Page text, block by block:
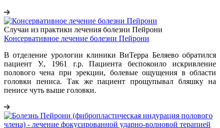
Случаи из практики лечения болезни Пейрони
Консервативное лечение болезни Пейрони
В отделение урологии клиники ВиТерра Беляево обратился
пациент У., 1961 г.р. Пациента беспокоило искривление
полового чена при эрекции, болевые ощущения в области
головки пениса. Так же пациент прощупывал бляшку на
пенисе чуть выше головки.